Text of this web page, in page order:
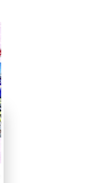
Sahafat Ka Naqsh